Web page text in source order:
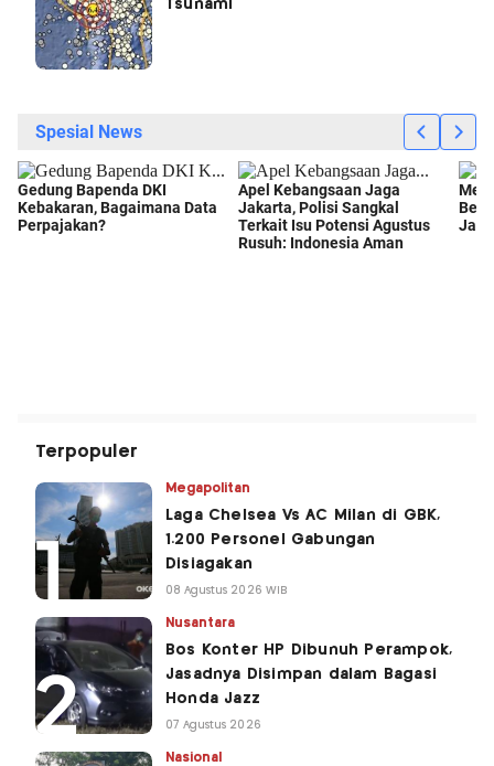
Tsunami
Terpopuler
Megapolitan
Laga Chelsea Vs AC Milan di GBK,
1.200 Personel Gabungan
Disiagakan
08 Agustus 2026 WIB
Nusantara
Bos Konter HP Dibunuh Perampok,
Jasadnya Disimpan dalam Bagasi
Honda Jazz
07 Agustus 2026
Nasional